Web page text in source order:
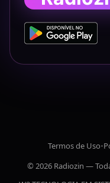
Termos de Uso•
© 2026 Radiozin —